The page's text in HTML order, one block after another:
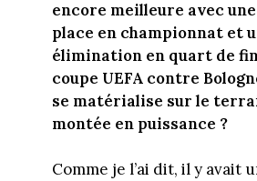
encore meilleure avec
place en championnat et
élimination en quart de
coupe UEFA contre
se matérialise sur le
montée en puissance ?
Comme je l’ai dit, il y avait